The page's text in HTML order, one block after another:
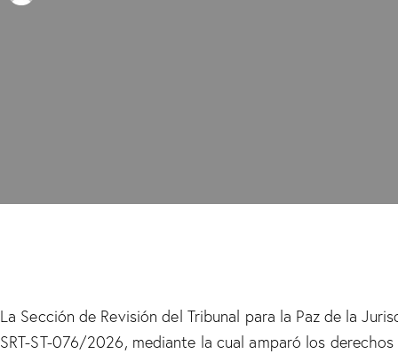
La Sección de Revisión del Tribunal para la Paz de la
SRT-ST-076/2026, mediante la cual amparó los